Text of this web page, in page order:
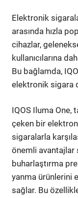
Elektronik
arasında hızla
cihazlar,
kullanıcılarına
Bu bağlamda,
elektronik sigara
IQOS Iluma One,
çeken bir
sigaralarla
önemli avantajlar
buharlaştırma
yanma ürünlerini
sağlar. Bu